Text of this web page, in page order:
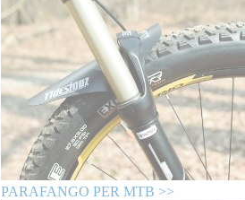
PARAFANGO PER MTB >>